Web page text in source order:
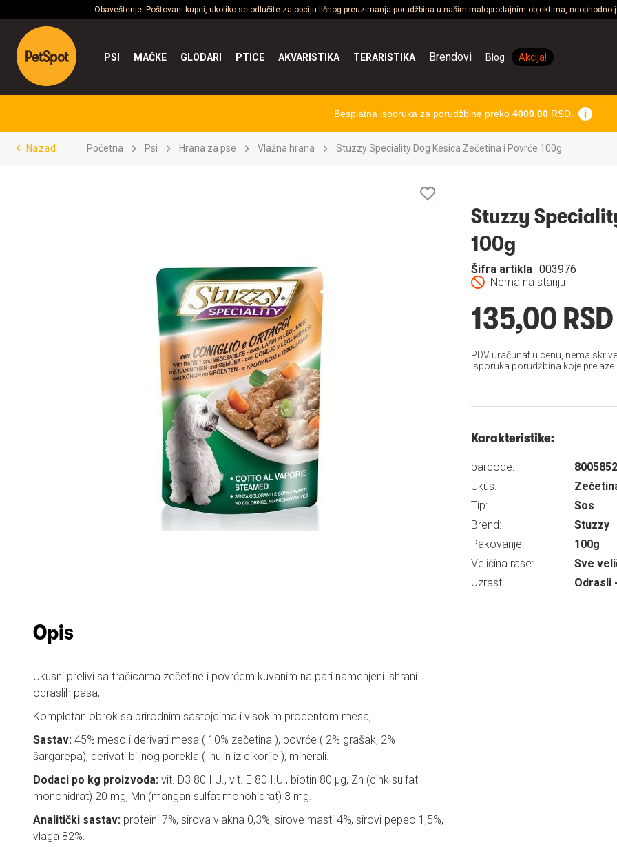
Obaveštenje: Poštovani kupci, ukoliko se odlučite za opciju ličnog preuzimanja porudžbina u našim maloprodajnim objektima,
PSI MAČKE GLODARI PTICE AKVARISTIKA TERARISTIKA Brendovi Blog Akcija!
Besplatna isporuka za porudžbine preko 4000.00RSD.
Nazad Početna Psi Hrana za pse Vlažna hrana Stuzzy Speciality Dog Kesica Zečetina i Povrće 100g
Opis
Ukusni prelivi sa tračicama zečetine i povrćem kuvanim na pari namenjeni ishrani
odraslih pasa;
Kompletan obrok sa prirodnim sastojcima i visokim procentom mesa;
Sastav: 45% meso i derivati mesa ( 10% zečetina ), povrće ( 2% grašak, 2%
šargarepa), derivati biljnog porekla ( inulin iz cikorije ), minerali.
Dodaci po kg proizvoda: vit. D3 80 I.U., vit. E 80 I.U., biotin 80 μg, Zn (cink sulfat
monohidrat) 20 mg, Mn (mangan sulfat monohidrat) 3 mg.
Analitički sastav: proteini 7%, sirova vlakna 0,3%, sirove masti 4%, sirovi pepeo 1,5%,
vlaga 82%.
želja
Stuzzy
100g
Nema na stanju
Šifra artikla 003976
135,00 RSD
PDV uračunat u cenu, nema
Isporuka porudžbina koje
Karakteristike:
barcode:
Ukus:
Tip:
Sos
Brend:
Stuzzy
Pakovanje:
100g
Veličina rase:
Sve
Uzrast:
Odrasli